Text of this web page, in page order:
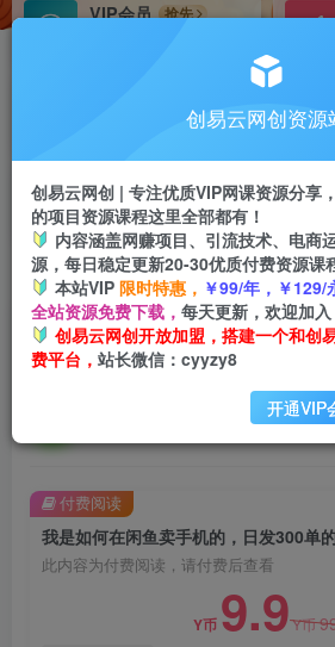
VIP会员
抢先
会员专属推广链接
挂机 项目
脚本卡密
首页 创业课程 会员免费 正文
我是如何在闲鱼卖手机的，日
么？【揭秘】
此内容为付费阅读，请付费后查看
Y币 9.9Y币
付费阅读
创易云网创资源
创易云网创 | 专注优质VIP网课资源分享
的项目资源课程这里全部都有！
内容涵盖网赚项目、引流技术、电商
源，每日稳定更新20-30优质付费资源课
本站VIP 限时特惠， ￥99/年，￥129/
全站资源免费下载， 每天更新，欢迎加入
创易云网创开放加盟，搭建一个和创
费平台， 站长微信：cyyzy8
开通VIP